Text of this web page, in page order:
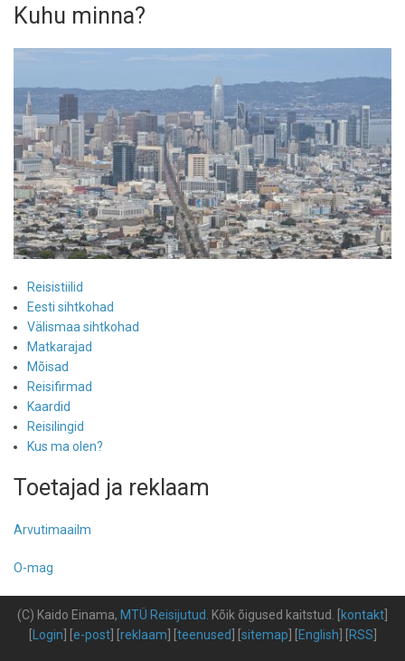
Kuhu minna?
Reisistiilid
Eesti sihtkohad
Välismaa sihtkohad
Matkarajad
Mõisad
Reisifirmad
Kaardid
Reisilingid
Kus ma olen?
Toetajad ja reklaam
Arvutimaailm
O-mag
(C) Kaido Einama, MTÜ Reisijutud Kõik õigused kaitstud kontakt
Login e-post] [ reklaam teenused sitemap English RSS